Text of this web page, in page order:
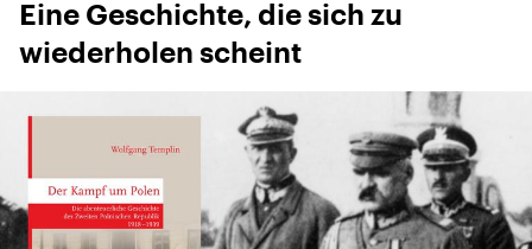
Eine Geschichte, die sich zu
wiederholen scheint